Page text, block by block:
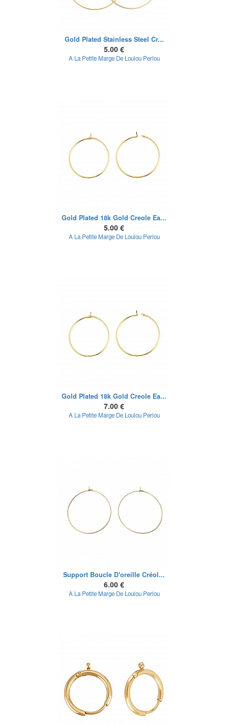
Gold Plated Stainless Steel Cr...
5.00 €
A La Petite Marge De Loulou Perlou
Gold Plated 18k Gold Creole Ea...
5.00 €
A La Petite Marge De Loulou Perlou
Gold Plated 18k Gold Creole Ea...
7.00 €
A La Petite Marge De Loulou Perlou
Support Boucle D'oreille Créol...
6.00 €
A La Petite Marge De Loulou Perlou